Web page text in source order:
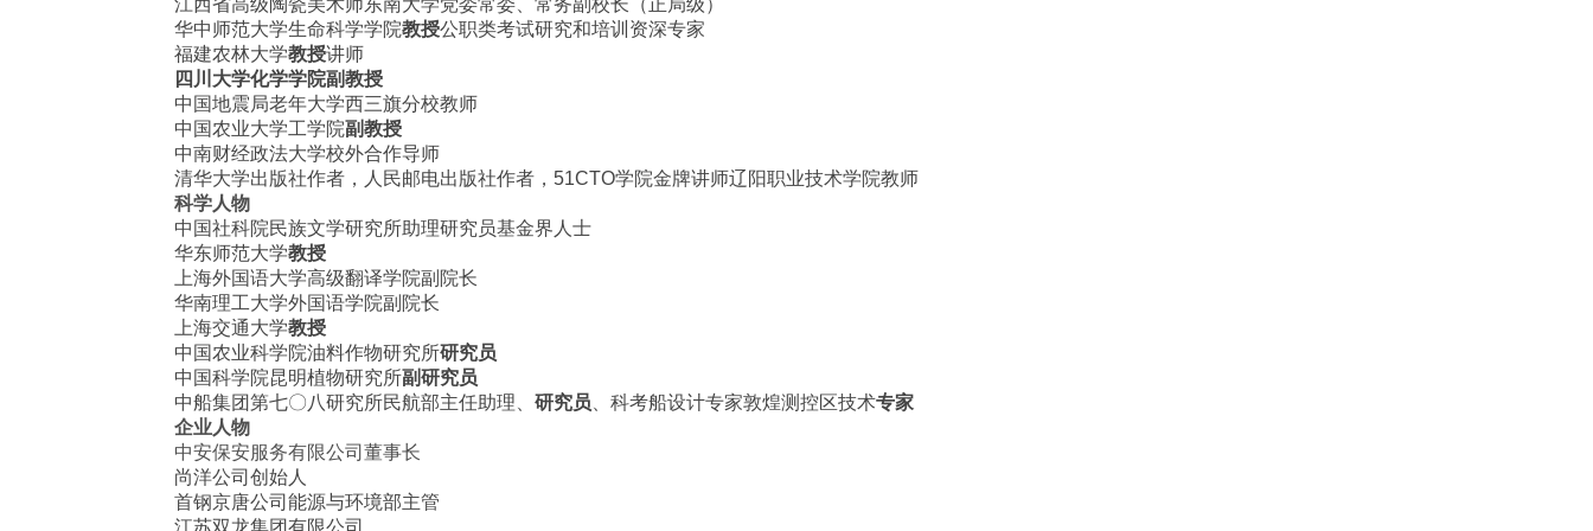
江西省高级陶瓷美术师东南大学党委常委、常务副校长（正局级）
华中师范大学生命科学学院教授公职类考试研究和培训资深专家
福建农林大学教授讲师
四川大学化学学院副教授
中国地震局老年大学西三旗分校教师
中国农业大学工学院副教授
中南财经政法大学校外合作导师
清华大学出版社作者，人民邮电出版社作者，51CTO学院金牌讲师辽阳职业技术学院教师
科学人物
中国社科院民族文学研究所助理研究员基金界人士
华东师范大学教授
上海外国语大学高级翻译学院副院长
华南理工大学外国语学院副院长
上海交通大学教授
中国农业科学院油料作物研究所研究员
中国科学院昆明植物研究所副研究员
中船集团第七〇八研究所民航部主任助理、 研究员 、科考船设计专家敦煌测控区技术专家
企业人物
中安保安服务有限公司董事长
尚洋公司创始人
首钢京唐公司能源与环境部主管
江苏双龙集团有限公司